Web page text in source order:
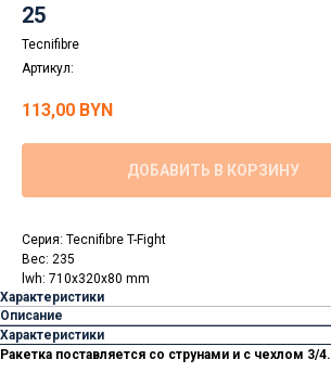
25
Tecnifibre
Артикул:
113,00 BYN
ДОБАВИТЬ В КОРЗИНУ
Серия: Tecnifibre T-Fight
Вес: 235
lwh: 710x320x80 mm
Характеристики
Описание
Характеристики
Ракетка поставляется со струнами и с чехлом 3/4.